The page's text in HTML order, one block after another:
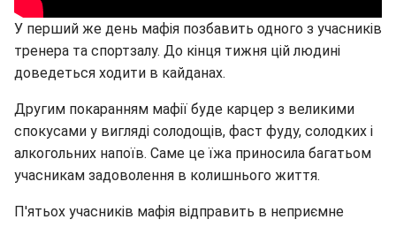
У перший же день мафія позбавить одного з учасників
тренера та спортзалу. До кінця тижня цій людині
доведеться ходити в кайданах.
Другим покаранням мафії буде карцер з великими
спокусами у вигляді солодощів, фаст фуду, солодких і
алкогольних напоїв. Саме це їжа приносила багатьом
учасникам задоволення в колишнього життя.
П'ятьох учасників мафія відправить в неприємне